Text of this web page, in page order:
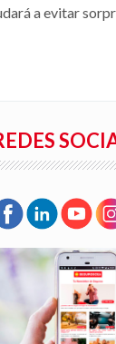
a evitar